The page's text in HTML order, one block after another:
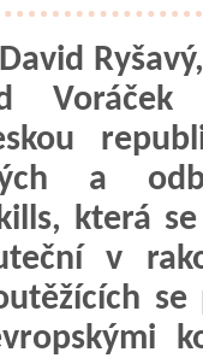
Voráček
a
která
v